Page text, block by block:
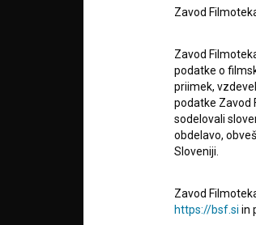
Tehnična pomoč: podpora@bsf.si
Projekt sofinancira:
Zavod
Zavod
podatke o
priimek,
podatke Zavod
sodelovali
obdelavo,
Sloveniji.
Zavod
https://bsf.si in